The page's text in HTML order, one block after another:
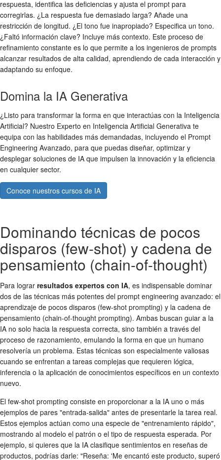
respuesta, identifica las deficiencias y ajusta el prompt para
corregirlas. ¿La respuesta fue demasiado larga? Añade una
restricción de longitud. ¿El tono fue inapropiado? Especifica un tono.
¿Faltó información clave? Incluye más contexto. Este proceso de
refinamiento constante es lo que permite a los ingenieros de prompts
alcanzar resultados de alta calidad, aprendiendo de cada interacción y
adaptando su enfoque.
Domina la IA Generativa
¿Listo para transformar la forma en que interactúas con la Inteligencia
Artificial? Nuestro Experto en Inteligencia Artificial Generativa te
equipa con las habilidades más demandadas, incluyendo el Prompt
Engineering Avanzado, para que puedas diseñar, optimizar y
desplegar soluciones de IA que impulsen la innovación y la eficiencia
en cualquier sector.
Conoce nuestros cursos de IA
Dominando técnicas de pocos
disparos (few-shot) y cadena de
pensamiento (chain-of-thought)
Para lograr resultados expertos con IA, es indispensable dominar
dos de las técnicas más potentes del prompt engineering avanzado: el
aprendizaje de pocos disparos (few-shot prompting) y la cadena de
pensamiento (chain-of-thought prompting). Ambas buscan guiar a la
IA no solo hacia la respuesta correcta, sino también a través del
proceso de razonamiento, emulando la forma en que un humano
resolvería un problema. Estas técnicas son especialmente valiosas
cuando se enfrentan a tareas complejas que requieren lógica,
inferencia o la aplicación de conocimientos específicos en un contexto
nuevo.
El few-shot prompting consiste en proporcionar a la IA uno o más
ejemplos de pares "entrada-salida" antes de presentarle la tarea real.
Estos ejemplos actúan como una especie de "entrenamiento rápido",
mostrando al modelo el patrón o el tipo de respuesta esperada. Por
ejemplo, si quieres que la IA clasifique sentimientos en reseñas de
productos, podrías darle: "Reseña: 'Me encantó este producto, superó